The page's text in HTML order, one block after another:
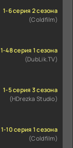
1-6 серия 2 сезона
(Coldfilm)
1-48 серия 1 сезона
(DubLik.TV)
1-5 серия 3 сезона
(HDrezka Studio)
1-10 серия 1 сезона
(Coldfilm)